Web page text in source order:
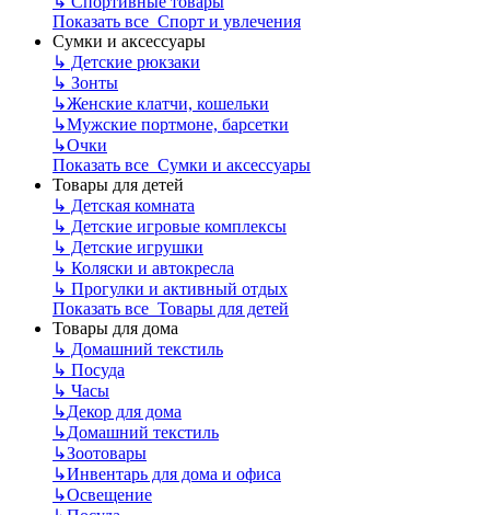
Показать все Спорт и увлечения
Сумки и аксессуары
↳ Детские рюкзаки
↳ Зонты
↳Женские клатчи, кошельки
↳Мужские портмоне, барсетки
↳Очки
Показать все Сумки и аксессуары
Товары для детей
↳ Детская комната
↳ Детские игровые комплексы
↳ Детские игрушки
↳ Коляски и автокресла
↳ Прогулки и активный отдых
Показать все Товары для детей
Товары для дома
↳ Домашний текстиль
↳ Посуда
↳ Часы
↳Декор для дома
↳Домашний текстиль
↳Зоотовары
↳Инвентарь для дома и офиса
↳Освещение